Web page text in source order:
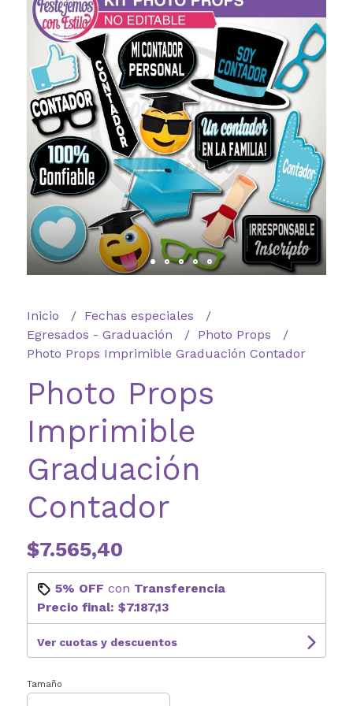
Inicio
Fechas especiales
Egresados - Graduación
Photo Props
Photo Props Imprimible Graduación Contador
Photo Props
Imprimible
Graduación
Contador
$7.565,40
5% OFF con Transferencia
Precio final: $7.187,13
Ver cuotas y descuentos
Tamaño